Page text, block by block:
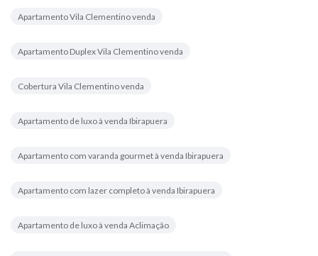
Apartamento Vila Clementino venda
Apartamento Duplex Vila Clementino venda
Cobertura Vila Clementino venda
Apartamento de luxo à venda Ibirapuera
Apartamento com varanda gourmet à venda Ibirapuera
Apartamento com lazer completo à venda Ibirapuera
Apartamento de luxo à venda Aclimação